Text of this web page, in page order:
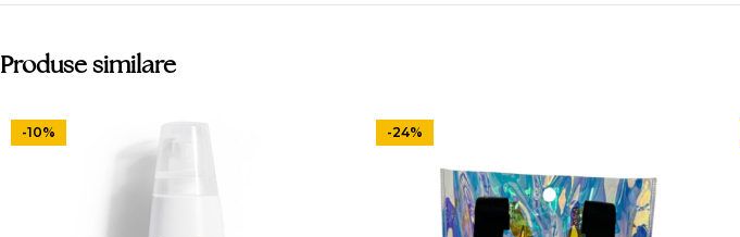
Produse similare
-10% -24%